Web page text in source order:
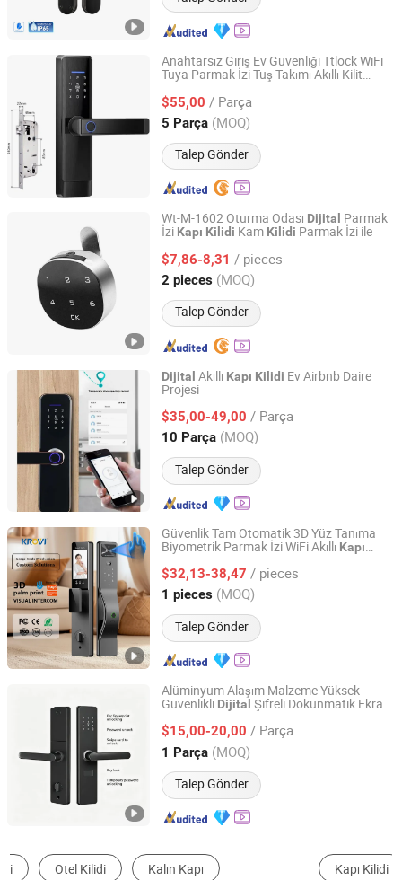
Anahtarsız Giriş Ev Güvenliği Ttlock WiFi
Tuya Parmak İzi Tuş Takımı Akıllı Kilit
Kurulum Bluetooth Elektronik Güvenlik
Kapı Kilidi
$55,00 / Parça
5 Parça (MOQ)
Talep Gönder
Hui Zhenfeng Technology (Shenzhen) Co., Ltd.
Guangdong, China Fiyat 2024
Wt-M-1602 Oturma Odası Dijital Parmak
İzi Kapı Kilidi Kam Kilidi Parmak İzi ile
$7,86-8,31 / pieces
2 pieces (MOQ)
Talep Gönder
Zhejiang Shengyuan Automation Technology Co., Ltd.
Zhejiang, China Fiyat 2023
Dijital Akıllı Kapı Kilidi Ev Airbnb Daire
Projesi
$35,00-49,00 / Parça
10 Parça (MOQ)
Talep Gönder
Fujian Chainfun Electronic Technology Co., Ltd.
Fujian, China Fiyat 2022
Güvenlik Tam Otomatik 3D Yüz Tanıma
Biyometrik Parmak İzi WiFi Akıllı Kapı
Pr12
$32,13-38,47 / pieces
1 pieces (MOQ)
Talep Gönder
Jiangxi krovi Information Technology Co., Ltd.
Jiangxi, China Fiyat 2025
Alüminyum Alaşım Malzeme Yüksek
Güvenlikli Dijital Şifreli Dokunmatik Ekran
Daireler Evler Oteller için
$15,00-20,00 / Parça
1 Parça (MOQ)
Talep Gönder
Ningbo GLGW Nova Materials Technology Co., Ltd.
Zhejiang, China Fiyat 2025
Kapı Kilidi Şifreli Kilit